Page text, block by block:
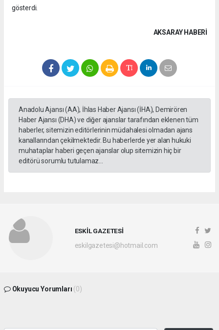
gösterdi.
AKSARAY HABERİ
Anadolu Ajansı (AA), İhlas Haber Ajansı (İHA), Demirören
Haber Ajansı (DHA) ve diğer ajanslar tarafından eklenen tüm
haberler, sitemizin editörlerinin müdahalesi olmadan ajans
kanallarından çekilmektedir. Bu haberlerde yer alan hukuki
muhataplar haberi geçen ajanslar olup sitemizin hiç bir
editörü sorumlu tutulamaz...
ESKİL GAZETESİ
eskilgazetesi@hotmail.com
Okuyucu Yorumları (0)